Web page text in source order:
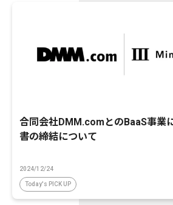
合同会社DMM.comとのBaaS事業
書の締結について
2024/12/24
Today's PICK UP